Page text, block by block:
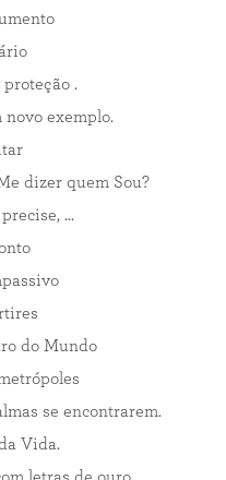
.
novo exemplo.
dizer quem Sou?
...
do Mundo
se encontrarem.
Vida.